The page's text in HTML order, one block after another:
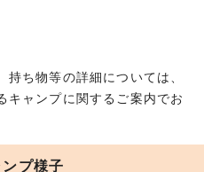
ち物等の詳細については、
キャンプに関するご案内でお
プ様子